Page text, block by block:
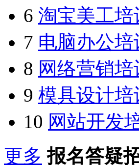
6 淘宝美工培
7 电脑办公培
8 网络营销培
9 模具设计培
10 网站开发
更多 报名答疑